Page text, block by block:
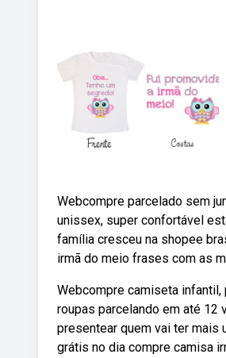
Webcompre parcelado sem
unissex, super confortável
família cresceu na shopee
irmã do meio frases com as
Webcompre camiseta
roupas parcelando em até 12
presentear quem vai ter mais
grátis no dia compre camisa